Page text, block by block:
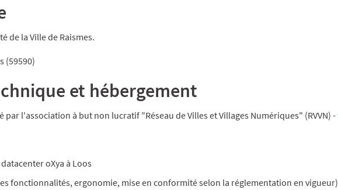
de la Ville de Raismes.
(59590)
et hébergement
par l'association à but non lucratif "Réseau de Villes et Villages Numériques" (RVVN) -
oXya à Loos
fonctionnalités, ergonomie, mise en conformité selon la réglementation en vigueur)